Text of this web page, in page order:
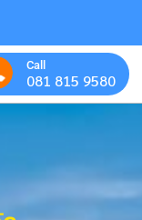
Call
081 815 9580